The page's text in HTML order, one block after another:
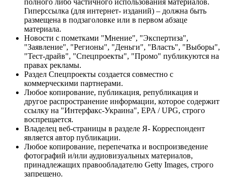
Гиперссылка (для интернет- изданий) – должна быть
размещена в подзаголовке или в первом абзаце
материала.
Новости с пометками "Мнение", "Экспертиза",
"Заявление", "Регионы", "Деньги", "Власть", "Выборы",
"Тест-драйв", "Спецпроекты", "Промо" публикуются на
правах рекламы.
Раздел Спецпроекты создается совместно с
коммерческими партнерами.
Любое копирование, публикация, републикация и
другое распространение информации, которое содержит
ссылку на "Интерфакс-Украина", EPA / UPG, строго
воспрещается.
Владелец веб-страницы в разделе Я- Корреспондент
является автор публикации.
Любое копирование, перепечатка и воспроизведение
фотографий и/или аудиовизуальных материалов,
принадлежащих правообладателю Getty Images, строго
запрещено.